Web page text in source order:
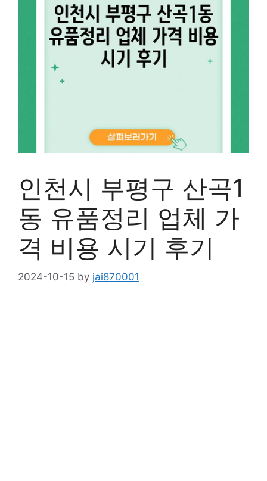
인천시 부평구 산곡1
동 유품정리 업체 가
격 비용 시기 후기
2024-10-15 by jai870001